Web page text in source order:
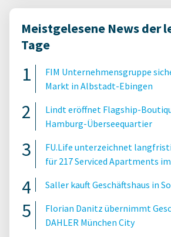
Meistgelesene News der
Tage
FIM Unternehmensgruppe
Markt in Albstadt-Ebingen
Lindt eröffnet Flagship-
Hamburg-Überseequartier
FU.Life unterzeichnet
für 217 Serviced Apartments
Saller kauft Geschäftshaus in
Florian Danitz übernimmt
DAHLER München City